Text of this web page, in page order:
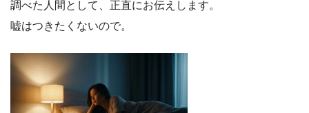
調べた人間として、正直にお伝えします。
嘘はつきたくないので。